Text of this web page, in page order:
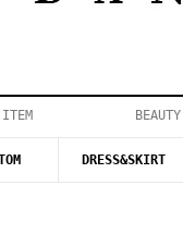
BEAUTY
DRESS&SKIRT